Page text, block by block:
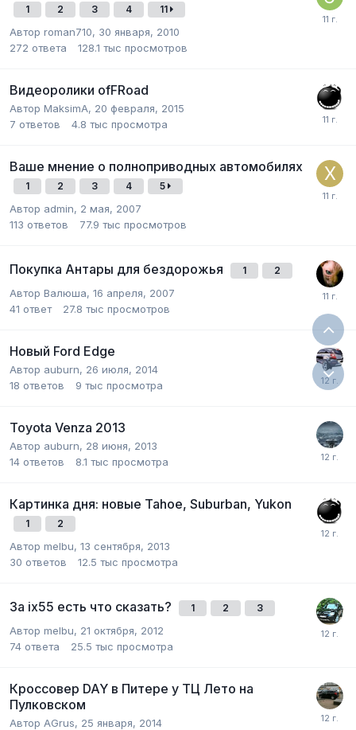
1 2 3 4 11
Автор roman710, 30 января, 2010
272 ответа 128.1 тыс просмотров
Видеоролики ofFRoad
Автор MaksimA, 20 февраля, 2015
7 ответов 4.8 тыс просмотра
Ваше мнение о полноприводных автомобилях
1 2 3 4 5
Автор admin, 2 мая, 2007
113 ответов 77.9 тыс просмотров
Покупка Антары для бездорожья 1 2
Автор Валюша, 16 апреля, 2007
41 ответ 27.8 тыс просмотров
Новый Ford Edge
Автор auburn, 26 июля, 2014
18 ответов 9 тыс просмотра
Toyota Venza 2013
Автор auburn, 28 июня, 2013
14 ответов 8.1 тыс просмотра
Картинка дня: новые Tahoe, Suburban, Yukon
1 2
Автор melbu, 13 сентября, 2013
30 ответов 12.5 тыс просмотра
За ix55 есть что сказать? 1 2 3
Автор melbu, 21 октября, 2012
74 ответа 25.5 тыс просмотра
Кроссовер DAY в Питере у ТЦ Лето на
Пулковском
Автор AGrus, 25 января, 2014